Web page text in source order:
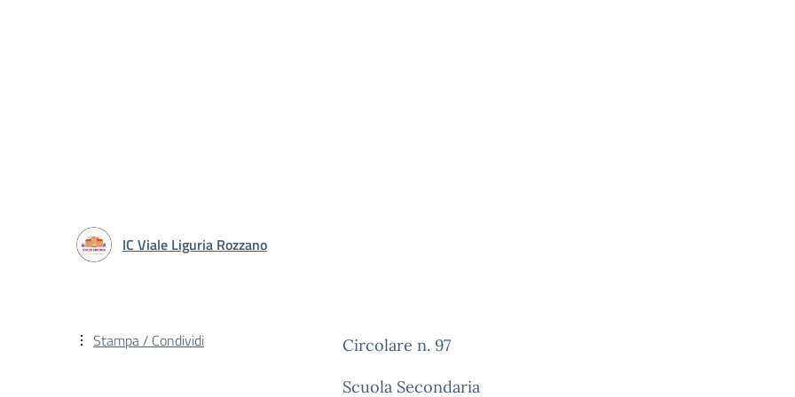
IC Viale Liguria Rozzano
Circolare n. 97
Scuola Secondaria
Stampa / Condividi